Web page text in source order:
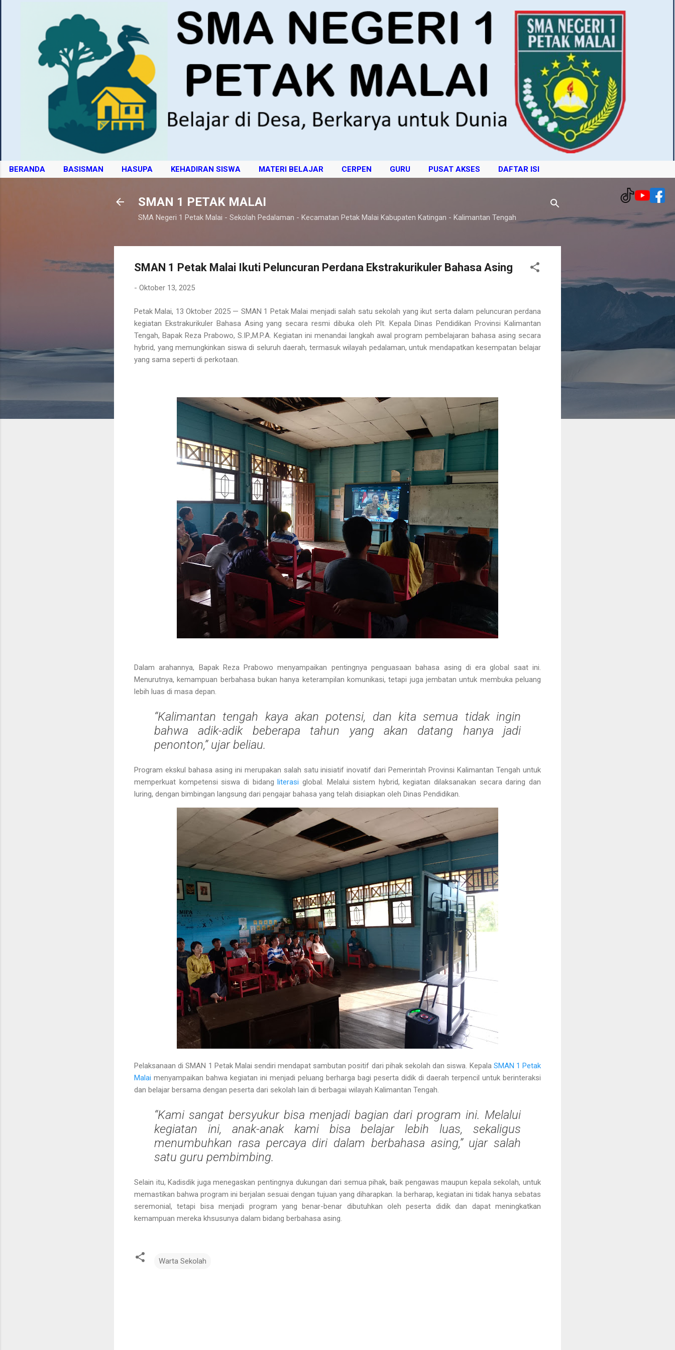
BERANDA BASISMAN HASUPA KEHADIRAN SISWA MATERI BELAJAR CERPEN GURU PUSAT AKSES DAFTAR ISI
Langsung ke konten utama
SMAN 1 PETAK MALAI
SMA Negeri 1 Petak Malai - Sekolah Pedalaman - Kecamatan Petak Malai Kabupaten Katingan - Kalimantan Tengah
SMAN 1 Petak Malai Ikuti Peluncuran Perdana Ekstrakurikuler Bahasa Asing
- Oktober 13, 2025
Petak Malai, 13 Oktober 2025— SMAN 1 Petak Malai menjadi salah satu sekolah yang ikut serta dalam peluncuran perdana
kegiatan Ekstrakurikuler Bahasa Asing yang secara resmi dibuka oleh Plt. Kepala Dinas Pendidikan Provinsi Kalimantan
Tengah, Bapak Reza Prabowo, S.IP.,M.P.A. Kegiatan ini menandai langkah awal program pembelajaran bahasa asing secara
hybrid, yang memungkinkan siswa di seluruh daerah, termasuk wilayah pedalaman, untuk mendapatkan kesempatan belajar
yang sama seperti di perkotaan.
Dalam arahannya, Bapak Reza Prabowo menyampaikan pentingnya penguasaan bahasa asing di era global saat ini.
Menurutnya, kemampuan berbahasa bukan hanya keterampilan komunikasi, tetapi juga jembatan untuk membuka peluang
lebih luas di masa depan.
“Kalimantan tengah kaya akan potensi, dan kita semua tidak ingin
bahwa adik-adik beberapa tahun yang akan datang hanya jadi
penonton,” ujar beliau.
Program ekskul bahasa asing ini merupakan salah satuinisiatif inovatif dari Pemerintah Provinsi Kalimantan Tengah untuk
memperkuat kompetensi siswa di bidangliterasi global. Melalui sistem hybrid, kegiatan dilaksanakan secara daring dan
luring, dengan bimbingan langsung dari pengajar bahasa yang telah disiapkan oleh Dinas Pendidikan.
Pelaksanaan di SMAN 1 Petak Malai sendiri mendapat sambutan positif dari pihak sekolah dan siswa. Kepala SMAN 1 Petak
Malai menyampaikan bahwa kegiatan ini menjadi peluang berharga bagi peserta didik di daerah terpencil untuk berinteraksi
dan belajar bersama dengan peserta dari sekolah lain di berbagai wilayah Kalimantan Tengah.
“Kami sangat bersyukur bisa menjadi bagian dari program ini. Melalui
kegiatan ini, anak-anak kami bisa belajar lebih luas, sekaligus
menumbuhkan rasa percaya diri dalam berbahasa asing,” ujar salah
satu guru pembimbing.
Selain itu, Kadisdik juga menegaskan pentingnya dukungan dari semua pihak, baik pengawas maupun kepala sekolah, untuk
memastikan bahwa program ini berjalan sesuai dengan tujuan yang diharapkan. Ia berharap, kegiatan ini tidak hanya sebatas
seremonial, tetapi bisa menjadi program yang benar-benar dibutuhkan oleh peserta didik dan dapat meningkatkan
kemampuan mereka khsusunya dalam bidang berbahasa asing.
Warta Sekolah